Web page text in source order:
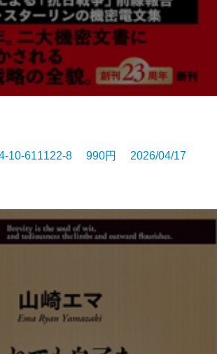
10-611122-8 990円 2026/04/17